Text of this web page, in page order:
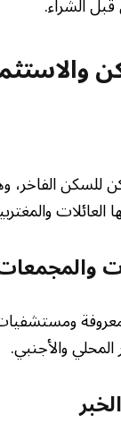
للسكن
والأجنبي.